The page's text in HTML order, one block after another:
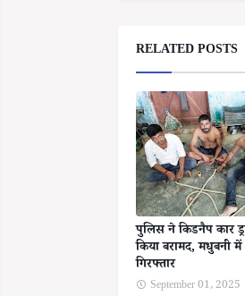
RELATED POSTS
पुलिस ने किडनैप कार
किया बरामद, मधुबनी
गिरफ्तार
September 01, 2025